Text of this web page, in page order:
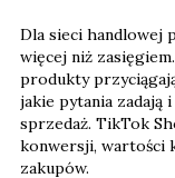
Dla sieci handlowej
więcej niż
produkty
jakie pytania zadają
sprzedaż. TikTok
konwersji, wartości
zakupów.